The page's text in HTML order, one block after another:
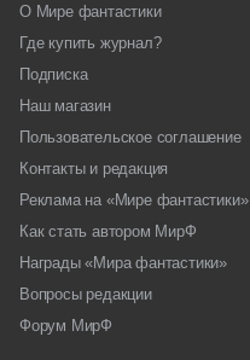
О Мире фантастики
Где купить журнал?
Подписка
Наш магазин
Пользовательское соглашение
Контакты и редакция
Реклама на «Мире фантастики»
Как стать автором МирФ
Награды «Мира фантастики»
Вопросы редакции
Форум МирФ